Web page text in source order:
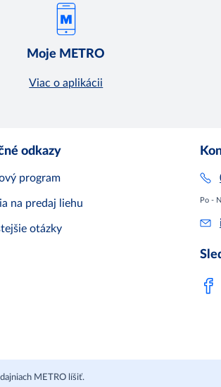
Moje METRO
Viac o aplikácii
odkazy
program
na predaj liehu
otázky
Po -
METRO líšiť.